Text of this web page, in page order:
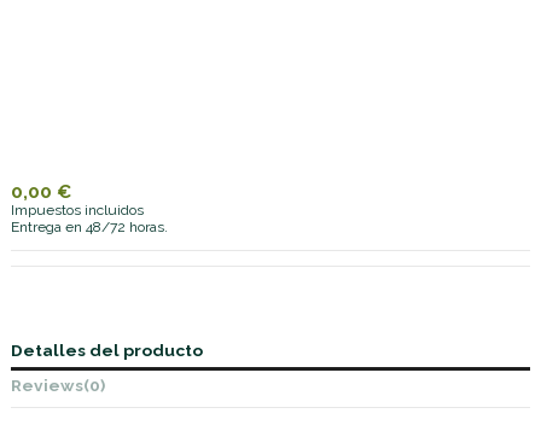
0,00 €
Impuestos incluidos
Entrega en 48/72 horas.
Detalles del producto
Reviews(0)